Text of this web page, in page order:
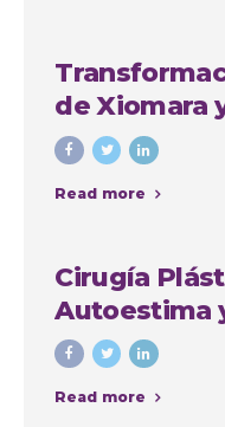
de Xiomara
Colombia
International
Read more
Cirugía
Autoestima
Read more